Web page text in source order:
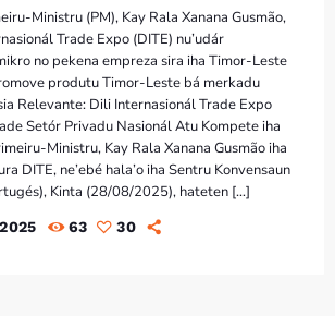
RAFA
AM - 10:00 AM
dia RAFA
Ministru (PM), Kay Rala Xanana Gusmão,
Trade Expo (DITE) nu’udár
no pekena empreza sira iha Timor-Leste
produtu Timor-Leste bá merkadu
Relevante: Dili Internasionál Trade Expo
Setór Privadu Nasionál Atu Kompete iha
Ministru, Kay Rala Xanana Gusmão iha
DITE, ne’ebé hala’o iha Sentru Konvensaun
Kinta (28/08/2025), hateten […]
63 30